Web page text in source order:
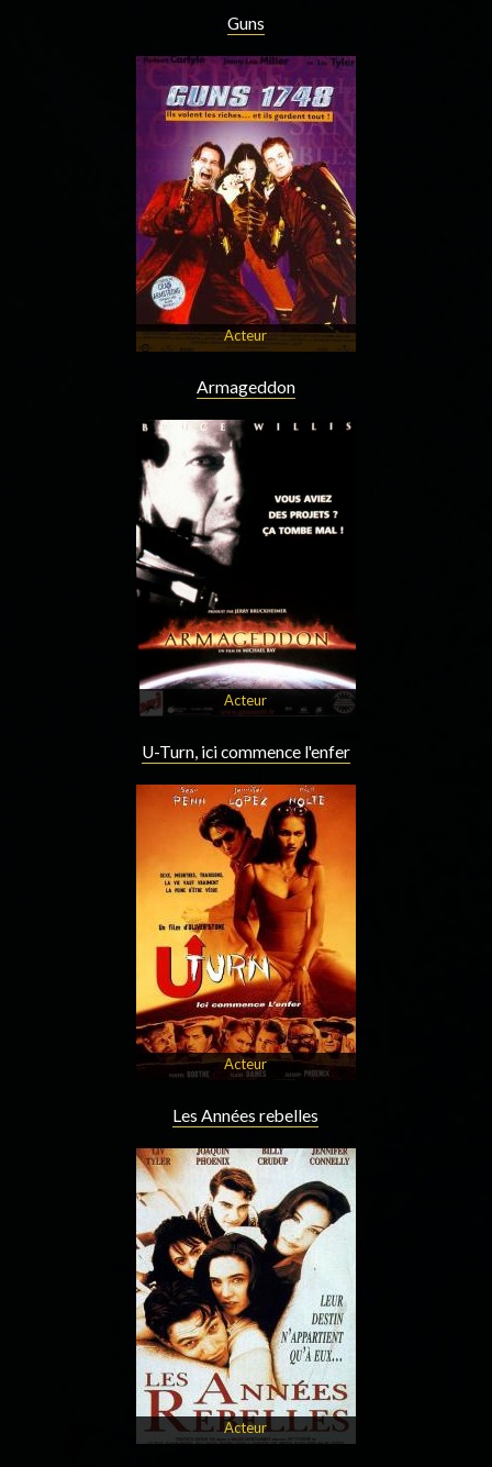
Guns
Acteur
Armageddon
Acteur
U-Turn, ici commence l'enfer
Acteur
Les Années rebelles
Acteur